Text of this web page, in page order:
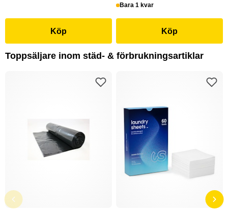
Köp
Bara 1 kvar
Köp
Toppsäljare inom städ- & förbrukningsartiklar